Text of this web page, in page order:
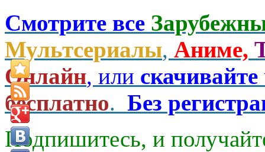
Смотрите все
Мультсериалы, Аниме,
Онлайн, или скачивайте
бесплатно. Без
Подпишитесь, и